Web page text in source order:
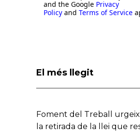
and the Google Privacy
Policy and Terms of Service
El més llegit
Foment del Treball
la retirada de la llei que